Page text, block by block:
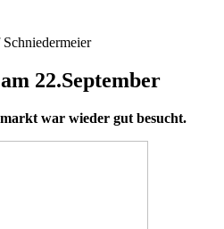
22.September
war wieder gut besucht.